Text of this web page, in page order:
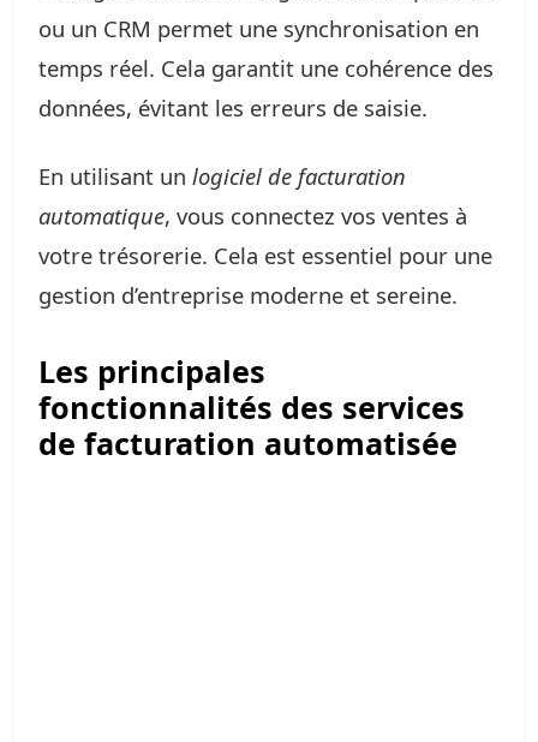
ou un CRM permet une synchronisation en
temps réel. Cela garantit une cohérence des
données, évitant les erreurs de saisie.
En utilisant un logiciel de facturation
automatique, vous connectez vos ventes à
votre trésorerie. Cela est essentiel pour une
gestion d’entreprise moderne et sereine.
Les principales
fonctionnalités des services
de facturation automatisée